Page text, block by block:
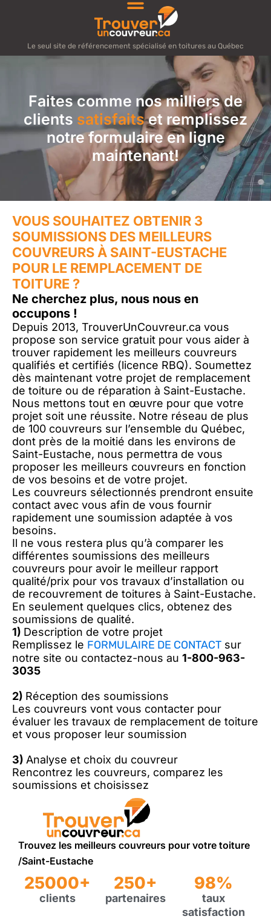
Le seul site de référencement spécialisé en toitures au Québec
Faites comme nos milliers de
clients satisfaitset remplissez
notre formulaire en ligne
maintenant!
VOUS SOUHAITEZ OBTENIR 3
SOUMISSIONS DES MEILLEURS
COUVREURS À SAINT-EUSTACHE
POUR LE REMPLACEMENT DE
TOITURE ?
Ne cherchez plus, nous nous en
occupons !
Depuis 2013, TrouverUnCouvreur.ca vous
propose son service gratuit pour vous aider à
trouver rapidement les meilleurs couvreurs
qualifiés et certifiés (licence RBQ). Soumettez
dès maintenant votre projet de remplacement
de toiture ou de réparation à Saint-Eustache.
Nous mettons tout en œuvre pour que votre
projet soit une réussite. Notre réseau de plus
de 100 couvreurs sur l’ensemble du Québec,
dont près de la moitié dans les environs de
Saint-Eustache, nous permettra de vous
proposer les meilleurs couvreurs en fonction
de vos besoins et de votre projet.
Les couvreurs sélectionnés prendront ensuite
contact avec vous afin de vous fournir
rapidement une soumission adaptée à vos
besoins.
Il ne vous restera plus qu’à comparer les
différentes soumissions des meilleurs
couvreurs pour avoir le meilleur rapport
qualité/prix pour vos travaux d’installation ou
de recouvrement de toitures à Saint-Eustache.
En seulement quelques clics, obtenez des
soumissions de qualité.
1) Description de votre projet
Remplissez le FORMULAIRE DE CONTACT sur
notre site ou contactez-nous au 1-800-963-
3035
2) Réception des soumissions
Les couvreurs vont vous contacter pour
évaluer les travaux de remplacement de toiture
et vous proposer leur soumission
3) Analyse et choix du couvreur
Rencontrez les couvreurs, comparez les
soumissions et choisissez
Trouvez les meilleurs couvreurs pour votre toiture
/Saint-Eustache
25000+
clients
250+
partenaires
98%
taux
satisfaction